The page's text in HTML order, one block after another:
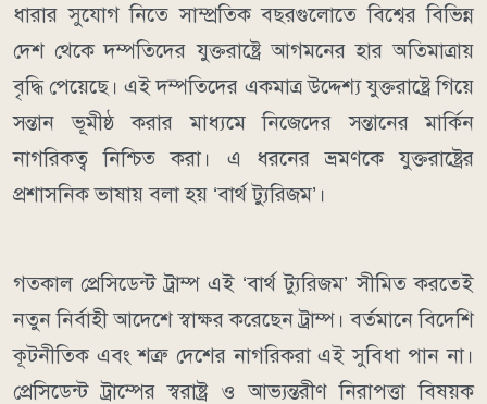
ধারার সুযোগ নিতে সাম্প্রতিক বছরগুলোতে বিশ্বের বিভিন্ন
দেশ থেকে দম্পতিদের যুক্তরাষ্ট্রে আগমনের হার অতিমাত্রায়
বৃদ্ধি পেয়েছে। এই দম্পতিদের একমাত্র উদ্দেশ্য যুক্তরাষ্ট্রে গিয়ে
সন্তান ভূমীষ্ঠ করার মাধ্যমে নিজেদের সন্তানের মার্কিন
নাগরিকত্ব নিশ্চিত করা। এ ধরনের ভ্রমণকে যুক্তরাষ্ট্রের
প্রশাসনিক ভাষায় বলা হয় ‘বার্থ ট্যুরিজম’।
গতকাল প্রেসিডেন্ট ট্রাম্প এই ‘বার্থ ট্যুরিজম’ সীমিত করতেই
নতুন নির্বাহী আদেশে স্বাক্ষর করেছেন ট্রাম্প। বর্তমানে বিদেশি
কূটনীতিক এবং শত্রু দেশের নাগরিকরা এই সুবিধা পান না।
প্রেসিডেন্ট ট্রাম্পের স্বরাষ্ট্র ও আভ্যন্তরীণ নিরাপত্তা বিষয়ক